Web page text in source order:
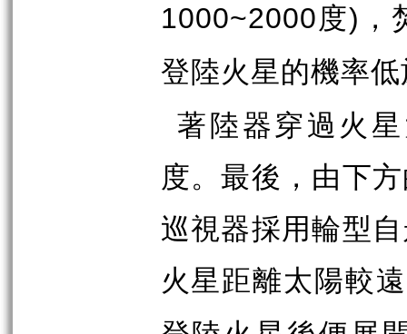
1000~2000度)
登陸火星的機率
著陸器穿過火
度。最後，由下
巡視器採用輪型
火星距離太陽較